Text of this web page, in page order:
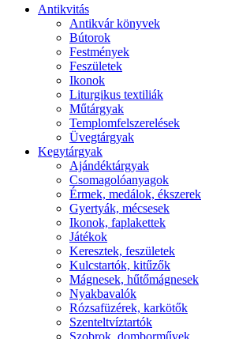
Antikvitás
Antikvár könyvek
Bútorok
Festmények
Feszületek
Ikonok
Liturgikus textiliák
Műtárgyak
Templomfelszerelések
Üvegtárgyak
Kegytárgyak
Ajándéktárgyak
Csomagolóanyagok
Érmek, medálok, ékszerek
Gyertyák, mécsesek
Ikonok, faplakettek
Játékok
Keresztek, feszületek
Kulcstartók, kitűzők
Mágnesek, hűtőmágnesek
Nyakbavalók
Rózsafüzérek, karkötők
Szenteltvíztartók
Szobrok, domborművek